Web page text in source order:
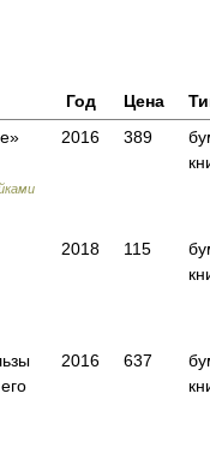
Год Цена
2016 389
2018 115
2016 637